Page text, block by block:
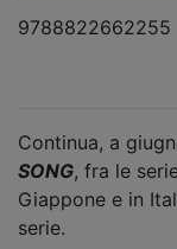
9788822662255
Continua, a
SONG, fra le
Giappone e in
serie.